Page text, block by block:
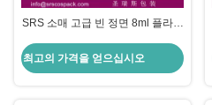
SRS 소매 고급 빈 정면 8ml 플라스
최고의 가격을 얻으십시오